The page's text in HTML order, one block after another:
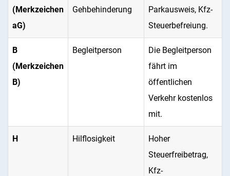
(Merkzeichen
aG)
Gehbehinderung
Parkausweis, Kfz-
Steuerbefreiung.
B
(Merkzeichen
B)
Begleitperson
Die Begleitperson
fährt im
öffentlichen
Verkehr kostenlos
mit.
H Hilflosigkeit
Hoher
Steuerfreibetrag,
Kfz-